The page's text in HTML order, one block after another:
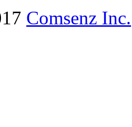
Comsenz Inc.